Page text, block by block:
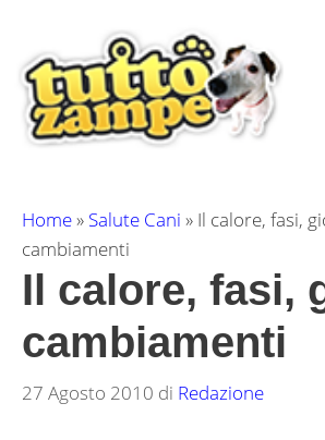
contenuto
Home» Salute Cani » Il calore, fasi,
cambiamenti
Il calore, fasi,
cambiamenti
27 Agosto 2010 di Redazione